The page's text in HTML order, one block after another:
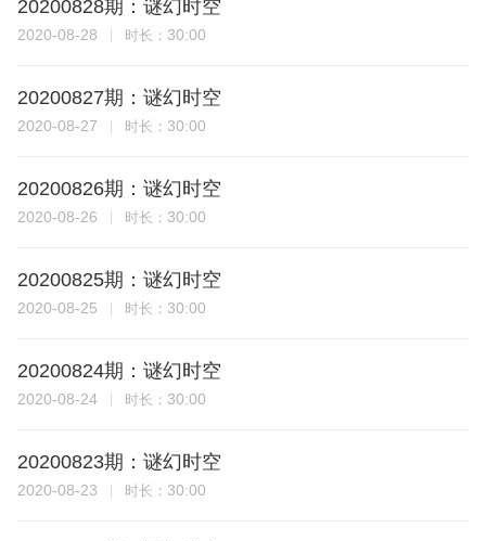
20200828期：谜幻时空
2020-08-28 时长： 30:00
20200827期：谜幻时空
2020-08-27 时长： 30:00
20200826期：谜幻时空
2020-08-26 时长： 30:00
20200825期：谜幻时空
2020-08-25 时长： 30:00
20200824期：谜幻时空
2020-08-24 时长： 30:00
20200823期：谜幻时空
2020-08-23 时长： 30:00